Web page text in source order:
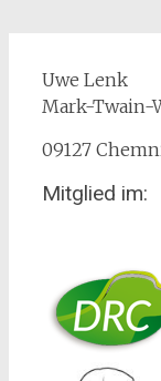
Uwe Lenk
Mark-Twain-
09127
Mitglied im: